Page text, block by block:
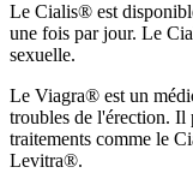
Le Cialis® est
une fois par jour. Le
sexuelle.
Le Viagra® est un
troubles de l'érection. Il
traitements comme le
Levitra®.